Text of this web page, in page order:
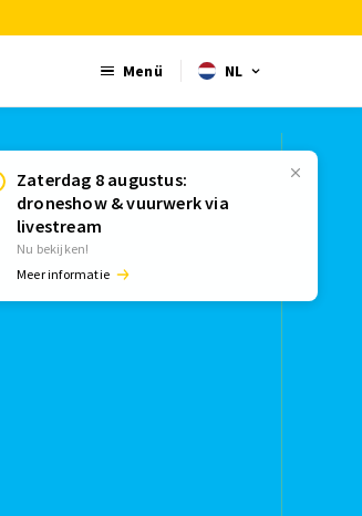
Menü NL
Zaterdag 8 augustus:
droneshow & vuurwerk via
livestream
Nu bekijken!
Meer informatie